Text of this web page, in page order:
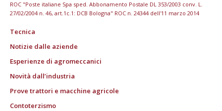
ROC "Poste italiane Spa sped. Abbonamento Postale DL 353/2003 conv. L.
27/02/2004 n. 46, art.1c.1: DCB Bologna" ROC n. 24344 dell'11 marzo 2014
Tecnica
Notizie dalle aziende
Esperienze di agromeccanici
Novità dall’industria
Prove trattori e macchine agricole
Contoterzismo